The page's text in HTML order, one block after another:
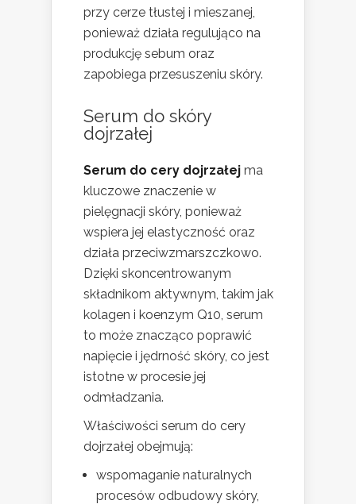
przy cerze tłustej i mieszanej,
ponieważ działa regulująco na
produkcję sebum oraz
zapobiega przesuszeniu skóry.
Serum do skóry
dojrzałej
Serum do cery dojrzałej ma
kluczowe znaczenie w
pielęgnacji skóry, ponieważ
wspiera jej elastyczność oraz
działa przeciwzmarszczkowo.
Dzięki skoncentrowanym
składnikom aktywnym, takim jak
kolagen i koenzym Q10, serum
to może znacząco poprawić
napięcie i jędrność skóry, co jest
istotne w procesie jej
odmładzania.
Właściwości serum do cery
dojrzałej obejmują:
wspomaganie naturalnych
procesów odbudowy skóry,